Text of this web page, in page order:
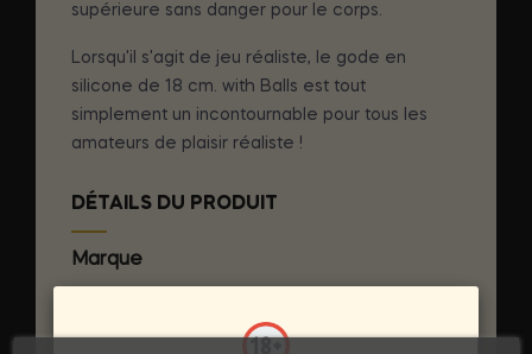
supérieure sans danger pour le corps.
Lorsqu'il s'agit de jeu réaliste, le gode en
silicone de 18 cm. with Balls est tout
simplement un incontournable pour tous les
amateurs de plaisir réaliste !
DÉTAILS DU PRODUIT
Marque